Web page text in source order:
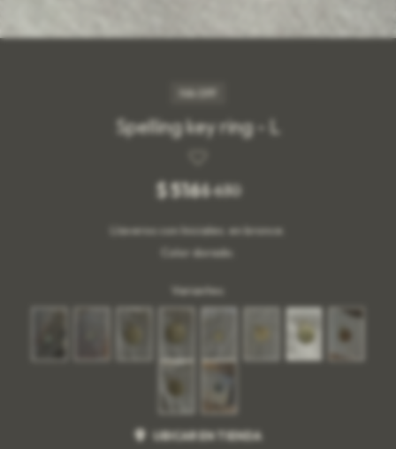
Spelling key ring - L
$516$630
Llaveros con Iniciales. en bronce.
Color dorado.
Variantes:
UBICAR EN TIENDA